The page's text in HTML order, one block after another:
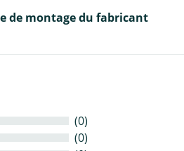
de montage du fabricant
(0)
(0)